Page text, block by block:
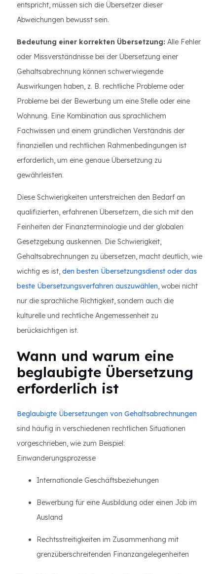
entspricht, müssen sich die Übersetzer dieser
Abweichungen bewusst sein.
Bedeutung einer korrekten Übersetzung: Alle Fehler
oder Missverständnisse bei der Übersetzung einer
Gehaltsabrechnung können schwerwiegende
Auswirkungen haben, z. B. rechtliche Probleme oder
Probleme bei der Bewerbung um eine Stelle oder eine
Wohnung. Eine Kombination aus sprachlichem
Fachwissen und einem gründlichen Verständnis der
finanziellen und rechtlichen Rahmenbedingungen ist
erforderlich, um eine genaue Übersetzung zu
gewährleisten.
Diese Schwierigkeiten unterstreichen den Bedarf an
qualifizierten, erfahrenen Übersetzern, die sich mit den
Feinheiten der Finanzterminologie und der globalen
Gesetzgebung auskennen. Die Schwierigkeit,
Gehaltsabrechnungen zu übersetzen, macht deutlich, wie
wichtig es ist, den besten Übersetzungsdienst oder das
beste Übersetzungsverfahren auszuwählen, wobei nicht
nur die sprachliche Richtigkeit, sondern auch die
kulturelle und rechtliche Angemessenheit zu
berücksichtigen ist.
Wann und warum eine
beglaubigte Übersetzung
erforderlich ist
Beglaubigte Übersetzungen von Gehaltsabrechnungen
sind häufig in verschiedenen rechtlichen Situationen
vorgeschrieben, wie zum Beispiel:
Einwanderungsprozesse
Internationale Geschäftsbeziehungen
Bewerbung für eine Ausbildung oder einen Job im
Ausland
Rechtsstreitigkeiten im Zusammenhang mit
grenzüberschreitenden Finanzangelegenheiten